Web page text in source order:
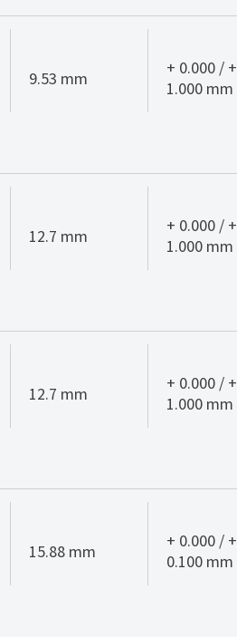
9.53 mm
+ 0.000 / +
1.000 mm
12.7 mm
+ 0.000 / +
1.000 mm
12.7 mm
+ 0.000 / +
1.000 mm
15.88 mm
+ 0.000 / +
0.100 mm